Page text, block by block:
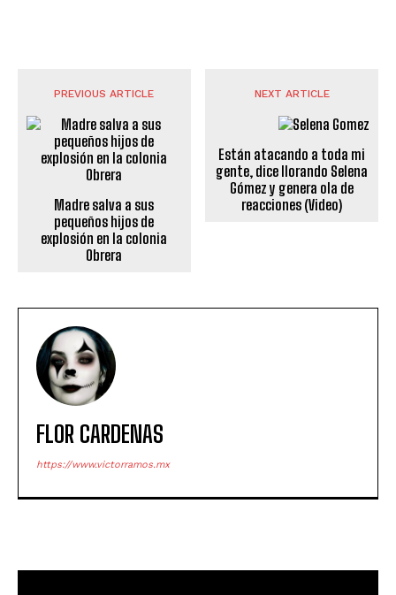
PREVIOUS ARTICLE
Madre salva a sus
pequeños hijos de
explosión en la colonia
Obrera
NEXT ARTICLE
Están atacando a toda mi
gente, dice llorando Selena
Gómez y genera ola de
reacciones (Video)
FLOR CARDENAS
https://www.victorramos.mx